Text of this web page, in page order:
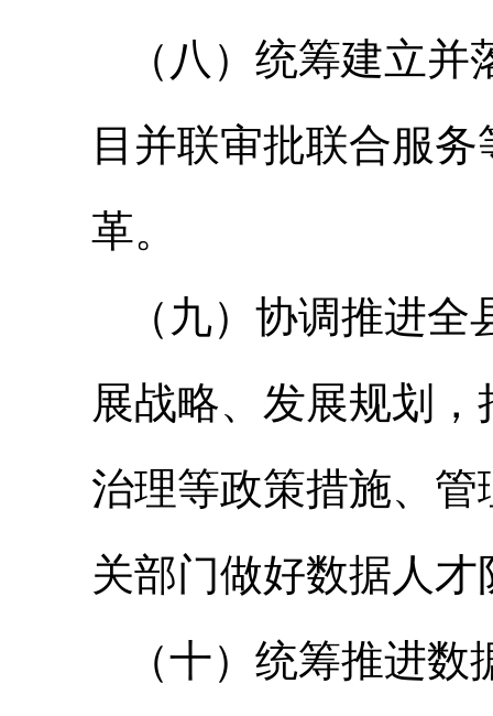
（八）统筹建立
目并联审批联合服
革。
（九）协调推进
展战略、发展规划
治理等政策措施、
关部门做好数据人
（十）统筹推进